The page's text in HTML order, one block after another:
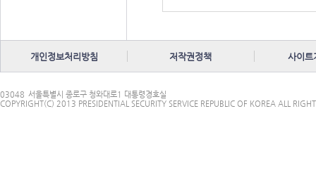
개인정보처리방침 저작권정책 사이트
03048 서울특별시 종로구 청와대로1 대통령경호실
COPYRIGHT(C) 2013 PRESIDENTIAL SECURITY SERVICE REPUBLIC OF KOREA ALL